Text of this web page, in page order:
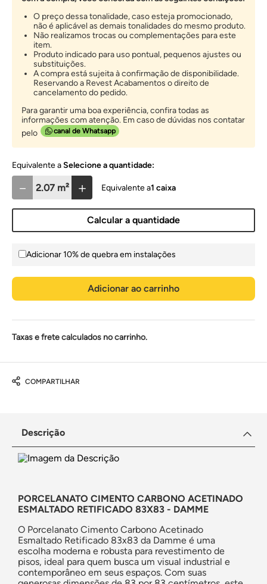
O preço dessa tonalidade, caso esteja promocionado,
não é aplicável as demais tonalidades do mesmo produto.
Não realizamos trocas ou complementações para este
item.
Produto indicado para uso pontual, pequenos ajustes ou
substituições.
A compra está sujeita à confirmação de disponibilidade.
Reservando a Revest Acabamentos o direito de
cancelamento do pedido.
Para garantir uma boa experiência, confira todas as
informações com atenção. Em caso de dúvidas nos contatar
pelo
canal de Whatsapp
＋
－
Selecione a quantidade:
1 caixa
Calcular a quantidade
Adicionar 10% de quebra em instalações
Adicionar ao carrinho
Taxas e frete calculados no carrinho.
COMPARTILHAR
Descrição
PORCELANATO CIMENTO CARBONO ACETINADO
ESMALTADO RETIFICADO 83X83 - DAMME
O Porcelanato Cimento Carbono Acetinado
Esmaltado Retificado 83x83 da Damme é uma
escolha moderna e robusta para revestimento de
pisos, ideal para quem busca um visual industrial e
contemporâneo em seus espaços. Com suas